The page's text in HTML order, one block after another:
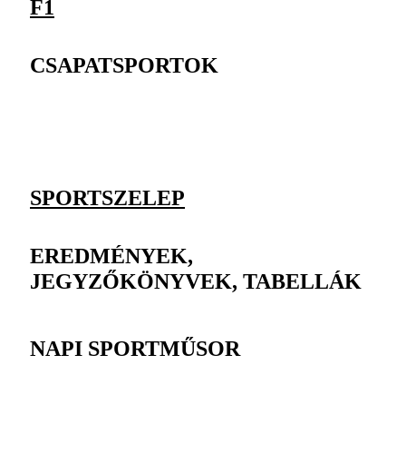
F1
CSAPATSPORTOK
SPORTSZELEP
EREDMÉNYEK,
JEGYZŐKÖNYVEK, TABELLÁK
NAPI SPORTMŰSOR